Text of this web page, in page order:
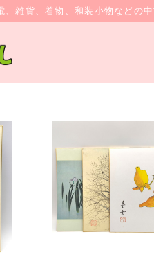
、雑貨、着物、和装小物などの